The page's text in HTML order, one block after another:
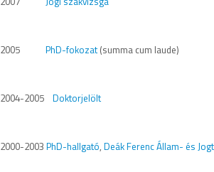
2005 PhD-fokozat (summa cum laude)
2004-2005 Doktorjelölt
2000-2003 PhD-hallgató, Deák Ferenc Állam- és